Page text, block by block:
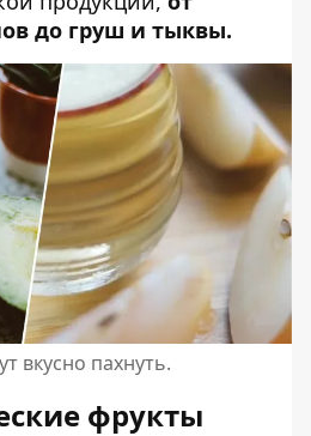
до груш и тыквы.
вкусно пахнуть.
фрукты